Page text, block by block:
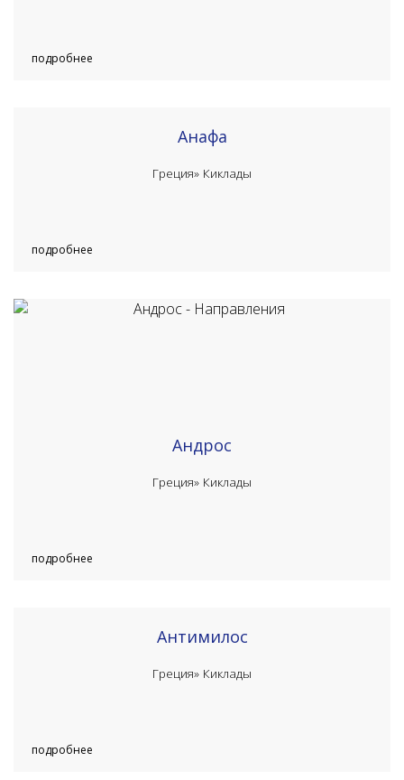
подробнее
Анафа
Греция» Киклады
подробнее
Андрос
Греция» Киклады
подробнее
Антимилос
Греция» Киклады
подробнее